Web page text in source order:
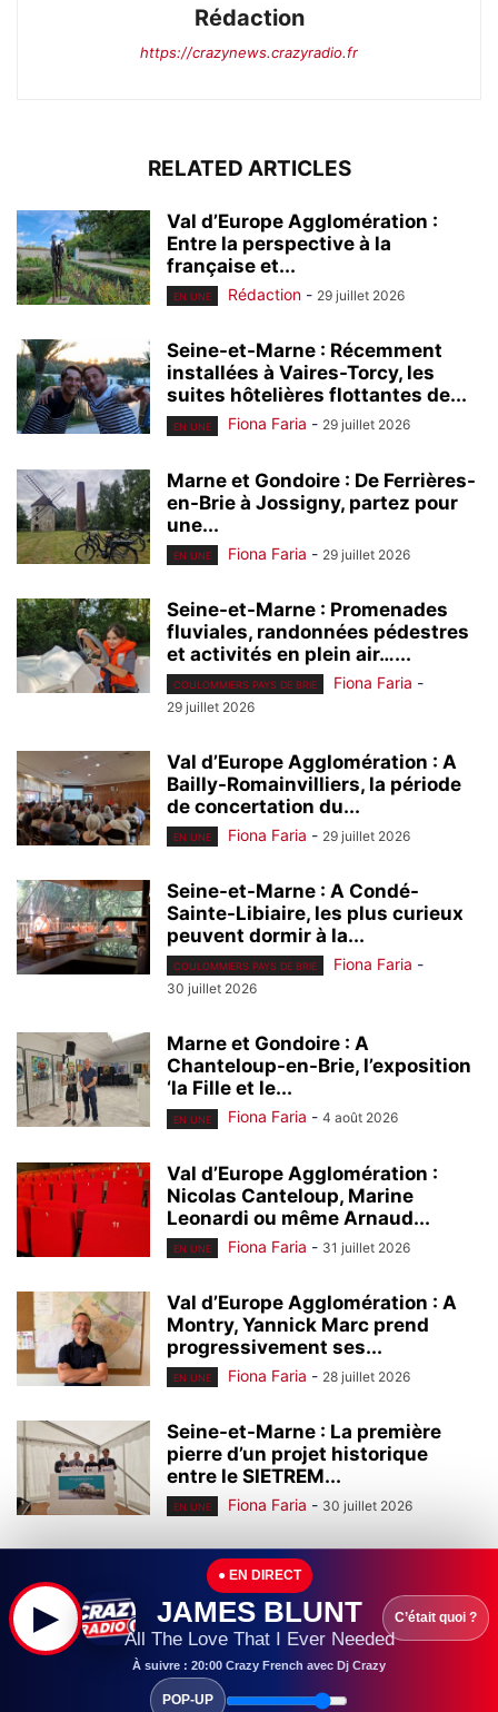
Rédaction
https://crazynews.crazyradio.fr
RELATED ARTICLES
Val d’Europe Agglomération :
Entre la perspective à la
française et...
EN UNE Rédaction - 29 juillet 2026
Seine-et-Marne : Récemment
installées à Vaires-Torcy, les
suites hôtelières flottantes de...
EN UNE Fiona Faria - 29 juillet 2026
Marne et Gondoire : De Ferrières-
en-Brie à Jossigny, partez pour
une...
EN UNE Fiona Faria - 29 juillet 2026
Seine-et-Marne : Promenades
fluviales, randonnées pédestres
et activités en plein air…...
COULOMMIERS PAYS DE BRIE Fiona Faria -
29 juillet 2026
Val d’Europe Agglomération : A
Bailly-Romainvilliers, la période
de concertation du...
EN UNE Fiona Faria - 29 juillet 2026
Seine-et-Marne : A Condé-
Sainte-Libiaire, les plus curieux
peuvent dormir à la...
COULOMMIERS PAYS DE BRIE Fiona Faria -
30 juillet 2026
Marne et Gondoire : A
Chanteloup-en-Brie, l’exposition
‘la Fille et le...
EN UNE Fiona Faria - 4 août 2026
Val d’Europe Agglomération :
Nicolas Canteloup, Marine
Leonardi ou même Arnaud...
EN UNE Fiona Faria - 31 juillet 2026
Val d’Europe Agglomération : A
Montry, Yannick Marc prend
progressivement ses...
EN UNE Fiona Faria - 28 juillet 2026
Seine-et-Marne : La première
pierre d’un projet historique
entre le SIETREM...
EN UNE Fiona Faria - 30 juillet 2026
Seine-et-Marne : Leader mondial
de l’homéopathie, l’entreprise
Boiron (Montévrain) continue à...
EN UNE Fiona Faria - 29 juillet 2026
Seine-et-Marne : Ouvert en
▶
● EN DIRECT
JAMES BLUNT
All The Love That I Ever Needed
À suivre : 20:00 Crazy French avec Dj Crazy
C’était quoi ?
POP-UP